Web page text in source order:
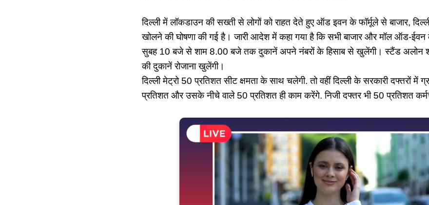
दिल्ली में लॉकडाउन की सख्ती से लोगों को राहत देते हुए ऑड इवन के फॉर्मूले से बाजार,
खोलने की घोषणा की गई है। जारी आदेश में कहा गया है कि सभी बाजार और मॉल ऑड-
सुबह 10 बजे से शाम 8.00 बजे तक दुकानें अपने नंबरों के हिसाब से खुलेंगी। स्टैंड अलोन
की दुकानें रोजाना खुलेंगी।
दिल्ली मेट्रो 50 प्रतिशत सीट क्षमता के साथ चलेगी. तो वहीं दिल्ली के सरकारी दफ्तरों
प्रतिशत और उसके नीचे वाले 50 प्रतिशत ही काम करेंगे. निजी दफ्तर भी 50 प्रतिशत